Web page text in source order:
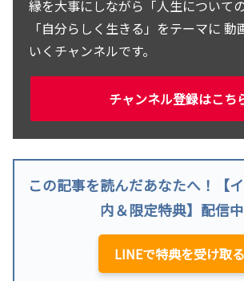
縁を大事にしながら「人生について
「自分らしく生きる」をテーマに 動
いくチャンネルです。
チャンネル登録はこち
この記事を読んだあなたへ！【
内＆限定特典】配信中
LINEで特典を受け取る